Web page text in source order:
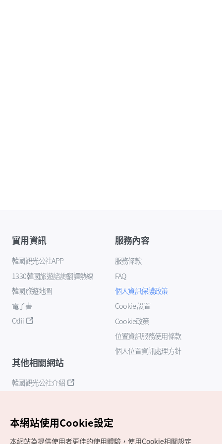
實用資訊
韓國觀光公社APP
1330韓國旅遊諮詢翻譯熱線
韓國旅遊地圖
電子書
Odii
服務內容
服務條款
FAQ
個人資訊保護政策
Cookie 設置
Cookie政策
位置資訊服務使用條款
個人位置資訊處理方針
其他相關網站
韓國觀光公社介紹
本網站使用Cookie設定
本網站為提供使用者更佳的使用體驗，使用Cookie相關設定